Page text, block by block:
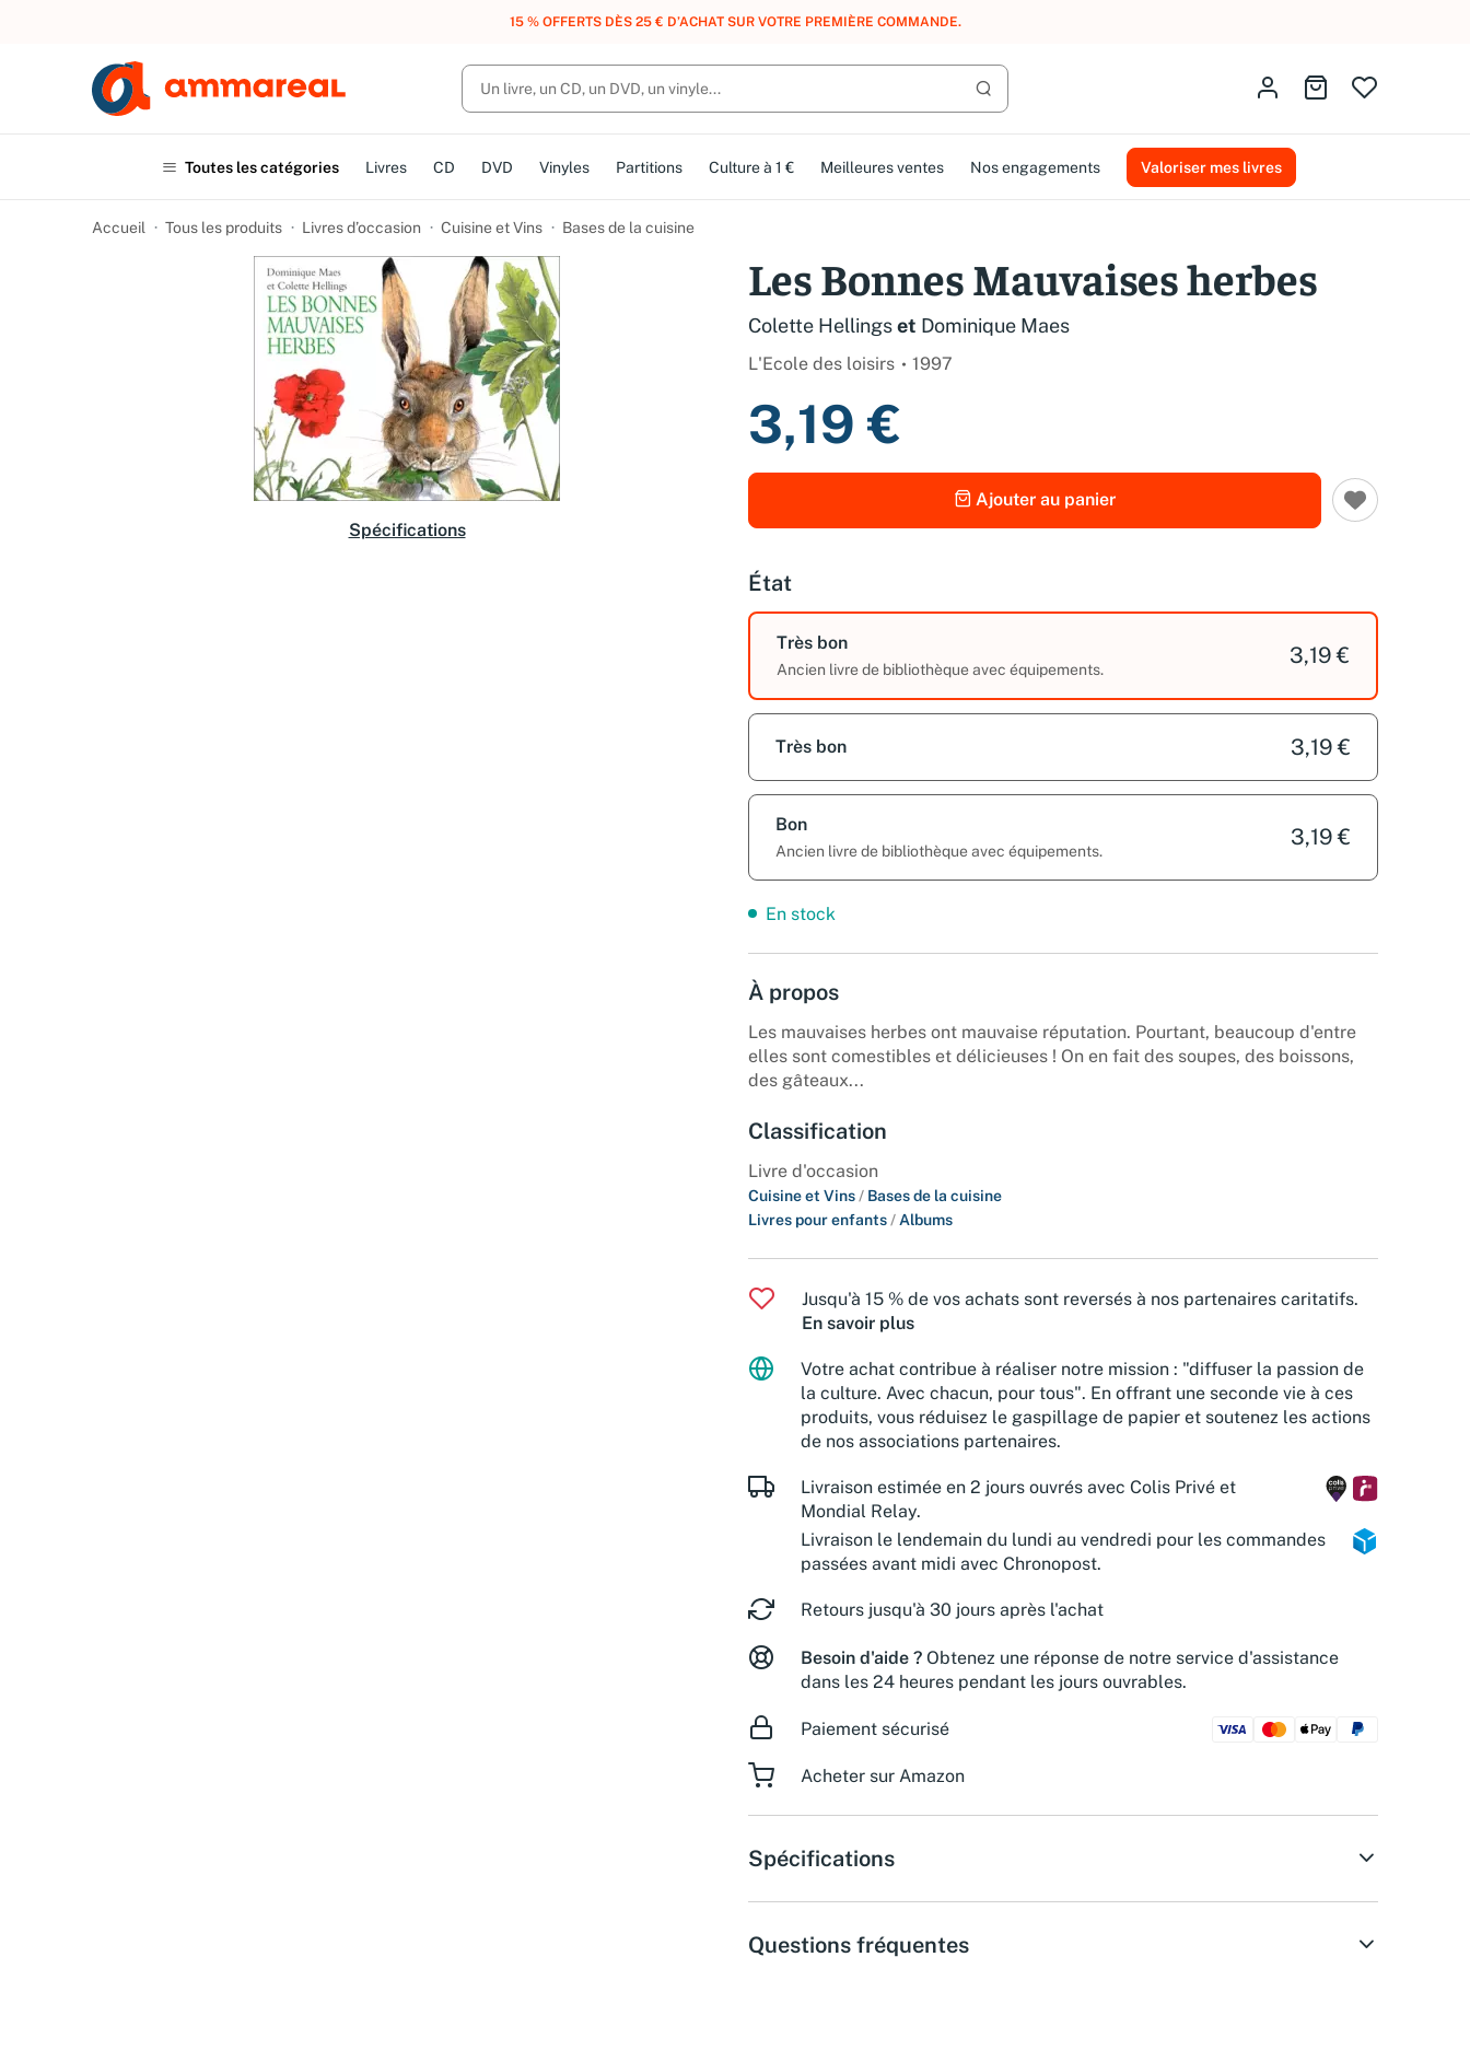
UN ACHAT, DES POINTS, DES RÉCOMPENSES :REJOIGNEZ GRATUITEMENT LE CLUB AMMAREAL.
Lancer la recherche
Identifiez-vousAller au panier
Toutes les catégories Livres CD DVD Vinyles Partitions Culture à 1 € Meilleures ventes Nos engagements Valoriser mes livres
Accueil Tous les produits Livres d’occasion Cuisine et Vins Bases de la cuisine
Spécifications
Les Bonnes Mauvaises herbes
Colette Hellingset Dominique Maes
L'Ecole des loisirs 1997
3,19 €
Ajouter au panier
État
Très bon
Ancien livre de bibliothèque avec équipements.
3,19 €
Très bon 3,19 €
Bon
Ancien livre de bibliothèque avec équipements.
3,19 €
En stock
À propos
Les mauvaises herbes ont mauvaise réputation. Pourtant, beaucoup d'entre
elles sont comestibles et délicieuses ! On en fait des soupes, des boissons,
des gâteaux...
Classification
Livre d'occasion
Cuisine et Vins / Bases de la cuisine
Livres pour enfants / Albums
Jusqu'à 15 % de vos achats sont reversés à nos partenaires caritatifs.
En savoir plus
Votre achat contribue à réaliser notre mission : "diffuser la passion de
la culture. Avec chacun, pour tous". En offrant une seconde vie à ces
produits, vous réduisez le gaspillage de papier et soutenez les actions
de nos associations partenaires.
Livraison estimée en 2 jours ouvrés avec Colis Privé et
Mondial Relay.
Livraison le lendemain du lundi au vendredi pour les commandes
passées avant midi avec Chronopost.
Retours jusqu'à 30 jours après l'achat
Besoin d'aide ? Obtenez une réponse de notre service d'assistance
dans les 24 heures pendant les jours ouvrables.
Paiement sécurisé
Acheter sur Amazon
Spécifications
Questions fréquentes